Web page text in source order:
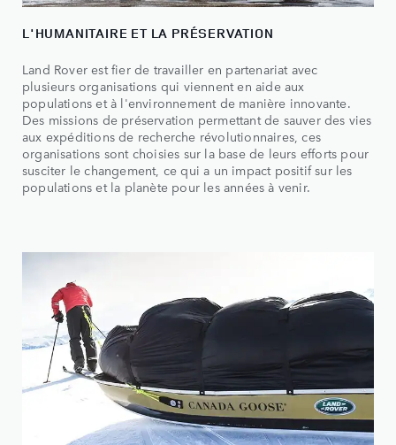
L'HUMANITAIRE ET LA PRÉSERVATION
Land Rover est fier de travailler en partenariat avec
plusieurs organisations qui viennent en aide aux
populations et à l'environnement de manière innovante.
Des missions de préservation permettant de sauver des vies
aux expéditions de recherche révolutionnaires, ces
organisations sont choisies sur la base de leurs efforts pour
susciter le changement, ce qui a un impact positif sur les
populations et la planète pour les années à venir.